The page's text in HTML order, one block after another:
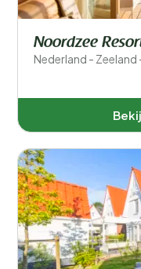
Verblijfstype
Speciale
Faciliteiten
Aantal
Aantal
Noordzee
Nederland - Zeeland